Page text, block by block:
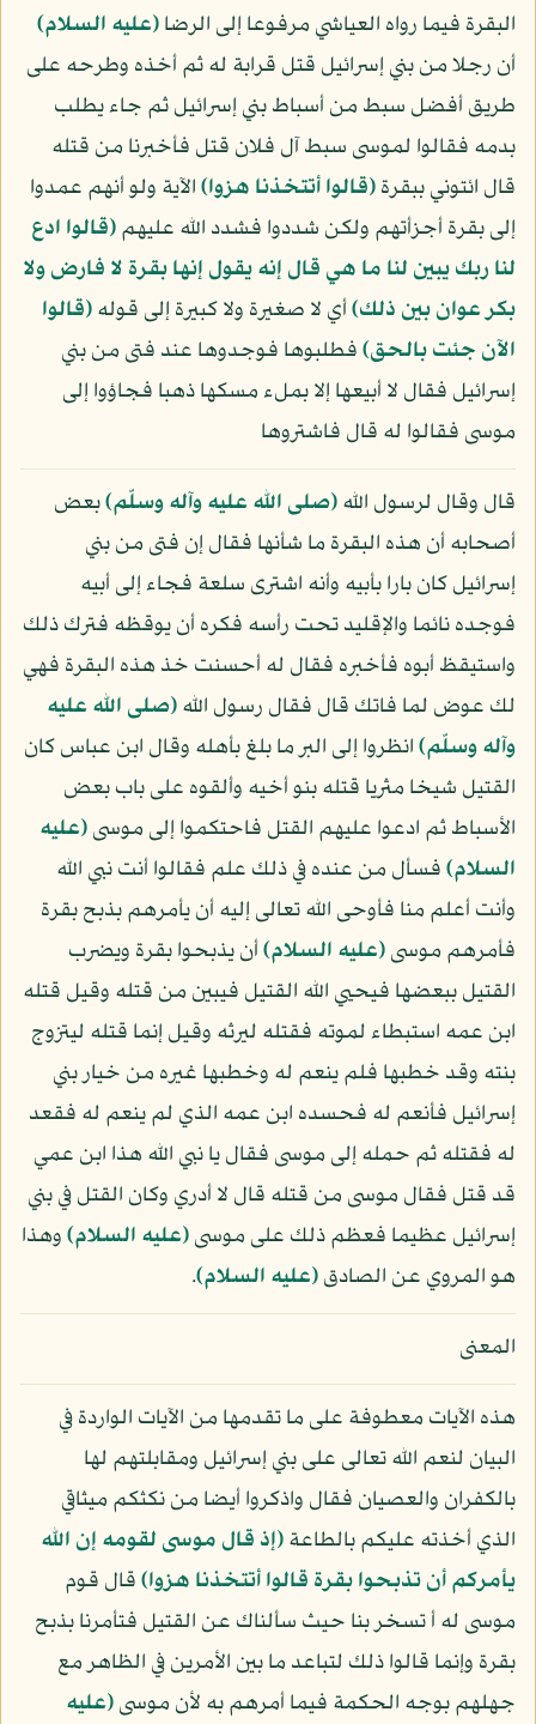
البقرة فيما رواه العياشي مرفوعا إلى الرضا(عليه السلام)
أن رجلا من بني إسرائيل قتل قرابة له ثم أخذه وطرحه على
طريق أفضل سبط من أسباط بني إسرائيل ثم جاء يطلب
بدمه فقالوا لموسى سبط آل فلان قتل فأخبرنا من قتله
قال ائتوني ببقرة﴿قالوا أتتخذنا هزوا﴾الآية ولو أنهم عمدوا
إلى بقرة أجزأتهم ولكن شددوا فشدد الله عليهم﴿قالوا ادع
لنا ربك يبين لنا ما هي قال إنه يقول إنها بقرة لا فارض ولا
بكر عوان بين ذلك﴾أي لا صغيرة ولا كبيرة إلى قوله﴿قالوا
الآن جئت بالحق﴾فطلبوها فوجدوها عند فتى من بني
إسرائيل فقال لا أبيعها إلا بملء مسكها ذهبا فجاؤوا إلى
موسى فقالوا له قال فاشتروها
قال وقال لرسول الله(صلى الله عليه وآله وسلّم)بعض
أصحابه أن هذه البقرة ما شأنها فقال إن فتى من بني
إسرائيل كان بارا بأبيه وأنه اشترى سلعة فجاء إلى أبيه
فوجده نائما والإقليد تحت رأسه فكره أن يوقظه فترك ذلك
واستيقظ أبوه فأخبره فقال له أحسنت خذ هذه البقرة فهي
لك عوض لما فاتك قال فقال رسول الله(صلى الله عليه
وآله وسلّم)انظروا إلى البر ما بلغ بأهله وقال ابن عباس كان
القتيل شيخا مثريا قتله بنو أخيه وألقوه على باب بعض
الأسباط ثم ادعوا عليهم القتل فاحتكموا إلى موسى(عليه
السلام)فسأل من عنده في ذلك علم فقالوا أنت نبي الله
وأنت أعلم منا فأوحى الله تعالى إليه أن يأمرهم بذبح بقرة
فأمرهم موسى(عليه السلام)أن يذبحوا بقرة ويضرب
القتيل ببعضها فيحيي الله القتيل فيبين من قتله وقيل قتله
ابن عمه استبطاء لموته فقتله ليرثه وقيل إنما قتله ليتزوج
بنته وقد خطبها فلم ينعم له وخطبها غيره من خيار بني
إسرائيل فأنعم له فحسده ابن عمه الذي لم ينعم له فقعد
له فقتله ثم حمله إلى موسى فقال يا نبي الله هذا ابن عمي
قد قتل فقال موسى من قتله قال لا أدري وكان القتل في بني
إسرائيل عظيما فعظم ذلك على موسى(عليه السلام)وهذا
هو المروي عن الصادق(عليه السلام).
المعنى
هذه الآيات معطوفة على ما تقدمها من الآيات الواردة في
البيان لنعم الله تعالى على بني إسرائيل ومقابلتهم لها
بالكفران والعصيان فقال واذكروا أيضا من نكثكم ميثاقي
الذي أخذته عليكم بالطاعة﴿إذ قال موسى لقومه إن الله
يأمركم أن تذبحوا بقرة قالوا أتتخذنا هزوا﴾قال قوم
موسى له أ تسخر بنا حيث سألناك عن القتيل فتأمرنا بذبح
بقرة وإنما قالوا ذلك لتباعد ما بين الأمرين في الظاهر مع
جهلهم بوجه الحكمة فيما أمرهم به لأن موسى(عليه